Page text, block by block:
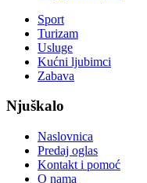
Sport
Turizam
Usluge
Kućni ljubimci
Zabava
Njuškalo
Naslovnica
Predaj oglas
Kontakt i pomoć
O nama